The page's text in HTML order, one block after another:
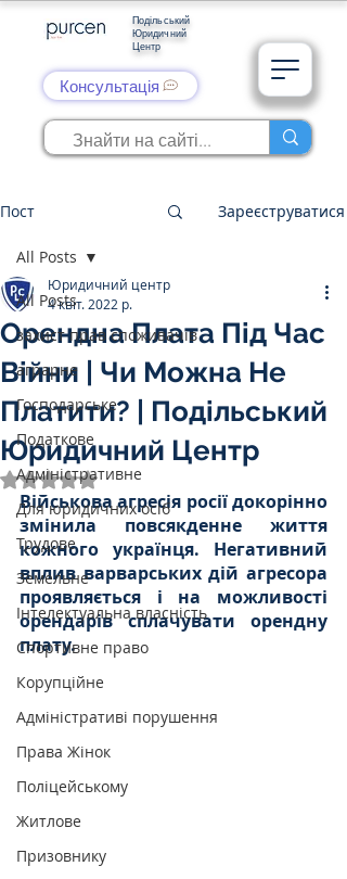
Подільський
Юридичний
Центр
Консультація
Пост Зареєструватися
All Posts
захист прав споживачів
аграрне
Господарське
Податкове
Адміністративне
Для юридичних осіб
Трудове
Земельне
Інтелектуальна власність
Спортивне право
Корупційне
Адміністративі порушення
Права Жінок
Поліцейському
Житлове
Призовнику
All Posts
Орендна Плата Під Час
Війни | Чи Можна Не
Платити? | Подільський
Юридичний Центр
Юридичний центр
4 квіт. 2022 р.
Оцінка: NaN з 5 зірок.
Військова агресія росії докорінно
змінила повсякденне життя
кожного українця. Негативний
вплив варварських дій агресора
проявляється і на можливості
орендарів сплачувати орендну
плату.